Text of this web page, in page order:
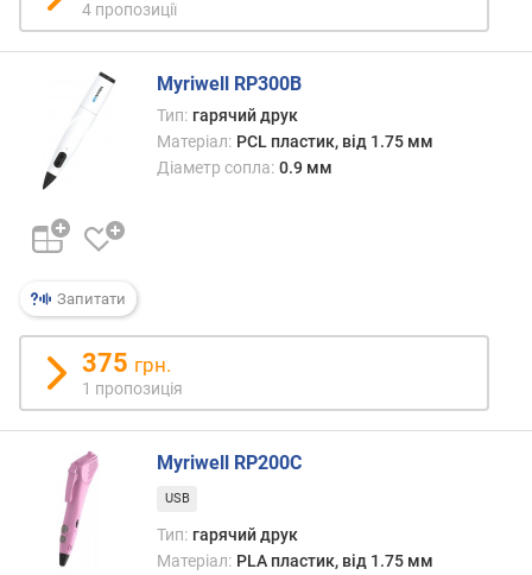
ш
в
с
т
д
р
к
у
(
м
м
/
к
і
4 пропозиції
Запитати
Myriwell RP300B
Тип: гарячий друк
Матеріал: PCL пластик, від 1.75 мм
Діаметр сопла: 0.9 мм
375 грн.
1 пропозиція
Myriwell RP200C
USB
Тип: гарячий друк
Матеріал: PLA пластик, від 1.75 мм